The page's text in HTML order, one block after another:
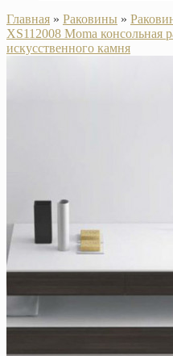
Главная » Раковины »
XS112008 Moma консольная
искусственного камня